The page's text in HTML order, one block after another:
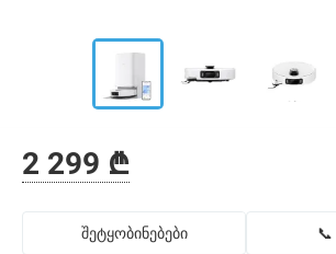
2 299 ₾
შეტყობინებები